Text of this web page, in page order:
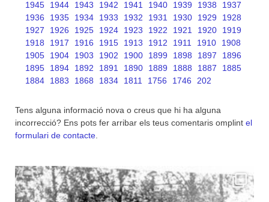
1945
1944 1943 1942 1941 1940 1939 1938
1937
1936
1935 1934 1933 1932 1931 1930 1929
1928
1927
1926 1925 1924 1923 1922 1921 1920
1919
1918
1917 1916 1915 1913 1912 1911 1910
1908
1905
1904 1903 1902 1900 1899 1898 1897
1896
1895
1894 1892 1891 1890 1889 1888 1887
1885
1884
1883 1868 1834 1811 1756 1746 202
Tens alguna informació nova o creus que hi ha alguna
incorrecció? Ens pots fer arribar els teus comentaris omplint el
formulari de contacte.